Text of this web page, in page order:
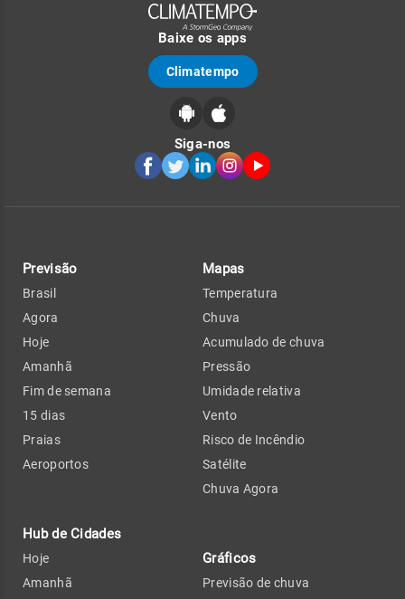
Baixe os apps
Climatempo
Siga-nos
Previsão
Brasil
Agora
Hoje
Amanhã
Fim de semana
15 dias
Praias
Aeroportos
Hub de Cidades
Hoje
Amanhã
Mapas
Temperatura
Chuva
Acumulado de chuva
Pressão
Umidade relativa
Vento
Risco de Incêndio
Satélite
Chuva Agora
Gráficos
Previsão de chuva